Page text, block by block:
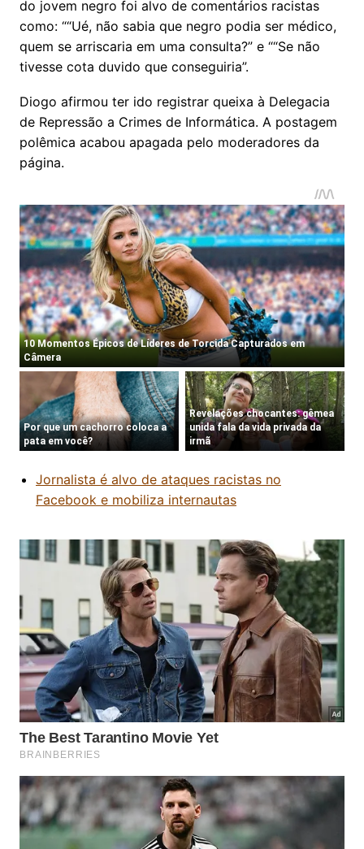
do jovem negro foi alvo de comentários racistas
como: ““Ué, não sabia que negro podia ser médico,
quem se arriscaria em uma consulta?” e ““Se não
tivesse cota duvido que conseguiria”.
Diogo afirmou ter ido registrar queixa à Delegacia
de Repressão a Crimes de Informática. A postagem
polêmica acabou apagada pelo moderadores da
página.
Jornalista é alvo de ataques racistas no
Facebook e mobiliza internautas